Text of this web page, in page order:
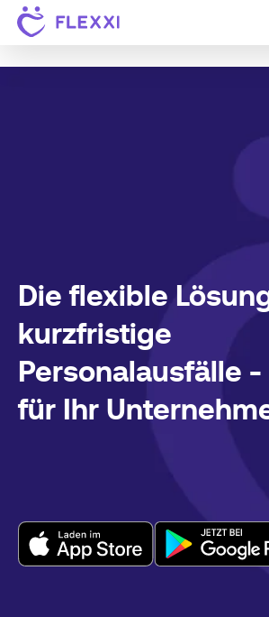
Die flexible
kurzfristige
Personalausfälle -
für Ihr